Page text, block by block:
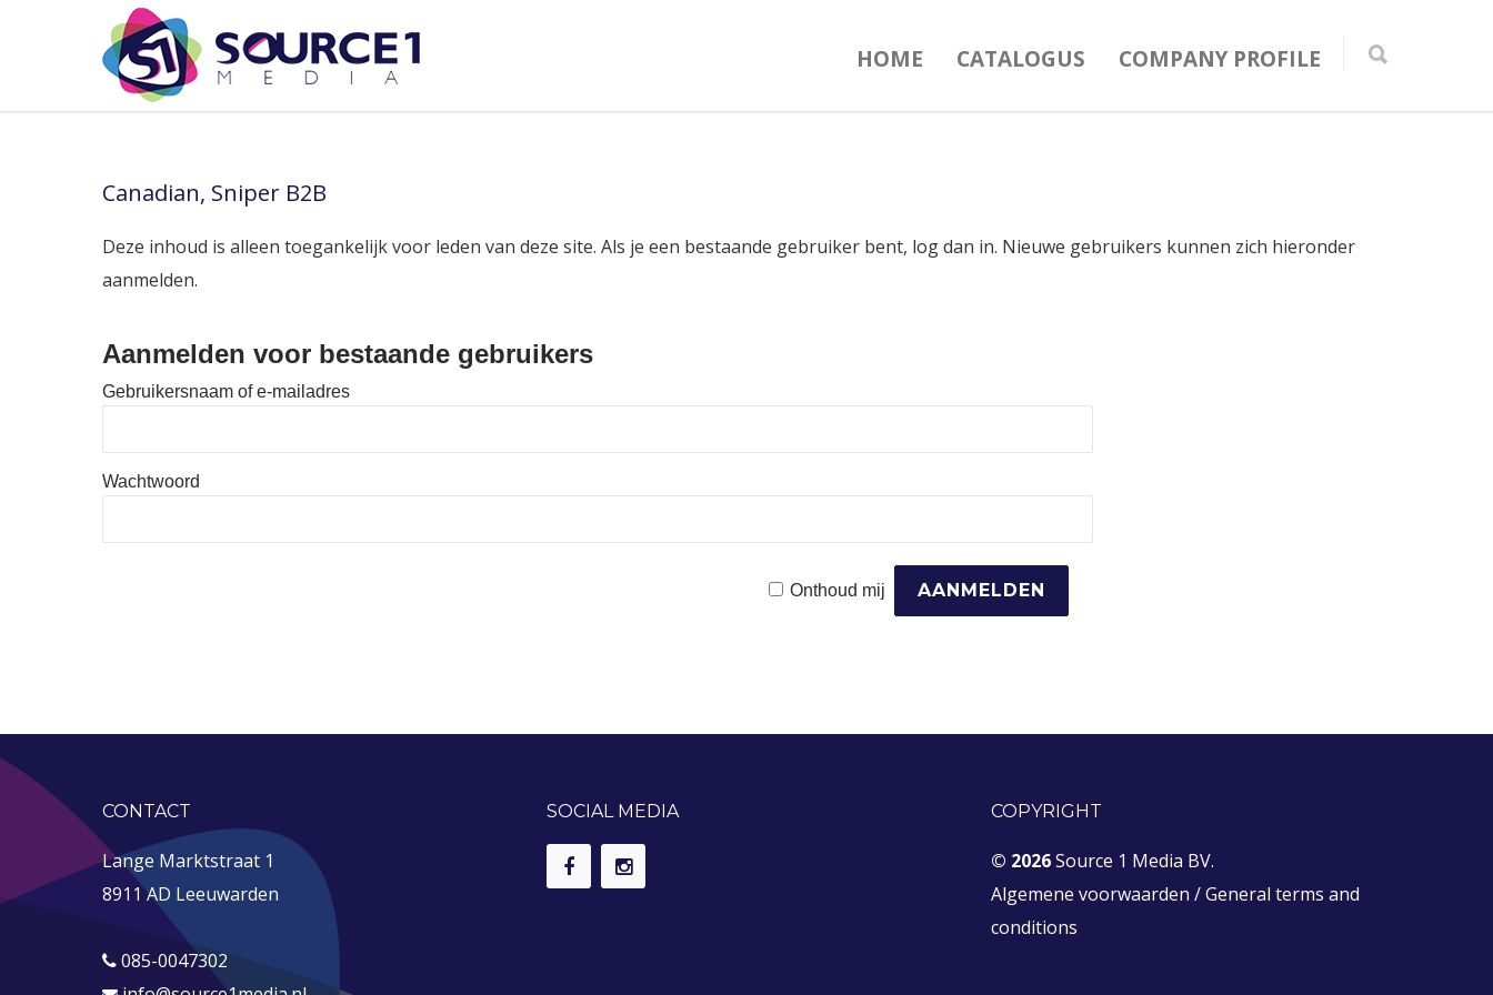
HOME CATALOGUS COMPANY PROFILE
Canadian, Sniper B2B
Deze inhoud is alleen toegankelijk voor leden van deze site. Als je een bestaande gebruiker bent, log dan in. Nieuwe gebruikers kunnen zich hieronder
aanmelden.
Aanmelden voor bestaande gebruikers
Gebruikersnaam of e-mailadres
Wachtwoord
Onthoud mij
CONTACT
Lange Marktstraat 1
8911 AD Leeuwarden
085-0047302
SOCIAL MEDIA COPYRIGHT
© 2026Source 1 Media BV.
Algemene voorwaarden /General terms and
conditions